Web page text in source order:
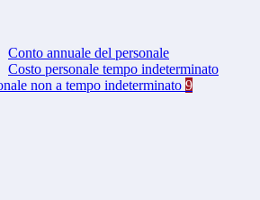
Conto annuale del personale
Costo personale tempo indeterminato
non a tempo indeterminato 9